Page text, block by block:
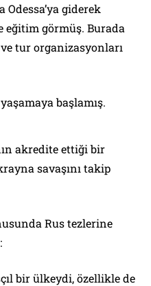
giderek
eğitim görmüş. Burada
tur organizasyonları
başlamış.
akredite ettiği bir
savaşını takip
Rus tezlerine
bir ülkeydi, özellikle de